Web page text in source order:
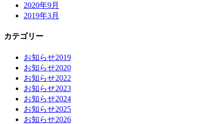
2020年9月
2019年3月
カテゴリー
お知らせ2019
お知らせ2020
お知らせ2022
お知らせ2023
お知らせ2024
お知らせ2025
お知らせ2026